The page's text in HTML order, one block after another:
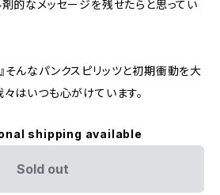
剤的なメッセージを残せたらと思ってい
そんなパンクスピリッツと初期衝動を大
々はいつも心がけています。
shipping available
Sold out